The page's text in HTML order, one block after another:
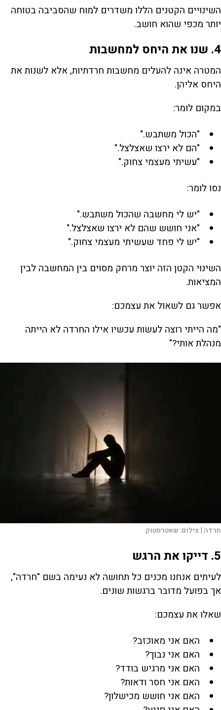
השינויים הקטנים הללו משדרים למוח שהסביבה בטוחה
יותר מכפי שהוא חושב.
4. שנו את היחס למחשבות
המטרה אינה להעלים מחשבות חרדתיות, אלא לשנות את
היחס אליהן.
במקום לומר:
"הכול משתבש."
"הם לא ירצו שאצלצל."
"עשיתי מעצמי צחוק."
נסו לומר:
"יש לי מחשבה שהכול משתבש."
"אני חושש שהם לא ירצו שאצלצל."
"יש לי פחד שעשיתי מעצמי צחוק."
השינוי הקטן הזה יוצר מרחק מסוים בין המחשבה לבין
המציאות.
אפשר גם לשאול את עצמכם:
"מה הייתי רוצה לעשות עכשיו אילו החרדה לא הייתה
מנהלת אותי?"
חרדה | צילום:שאטרסטוק
5. דייקו את הרגש
לעיתים אנחנו מכנים כל תחושה לא נעימה בשם "חרדה",
אך בפועל מדובר ברגשות שונים.
שאלו את עצמכם:
האם אני מאוכזב?
האם אני נבוך?
האם אני מרגיש בודד?
האם אני חסר ודאות?
האם אני חושש מכישלון?